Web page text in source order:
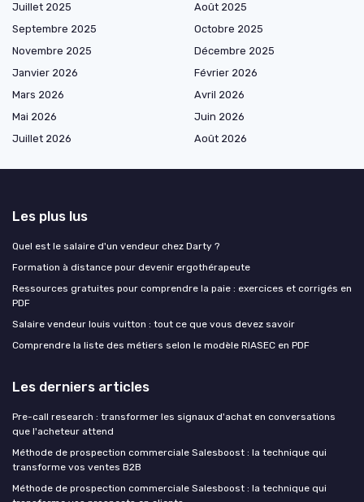
Juillet 2025
Août 2025
Septembre 2025
Octobre 2025
Novembre 2025
Décembre 2025
Janvier 2026
Février 2026
Mars 2026
Avril 2026
Mai 2026
Juin 2026
Juillet 2026
Août 2026
Les plus lus
Quel est le salaire d'un vendeur chez Darty ?
Formation à distance pour devenir ergothérapeute
Ressources gratuites pour comprendre la paie : exercices et corrigés en
PDF
Salaire vendeur louis vuitton : tout ce que vous devez savoir
Comprendre la liste des métiers selon le modèle RIASEC en PDF
Les derniers articles
Pre-call research : transformer les signaux d'achat en conversations
que l'acheteur attend
Méthode de prospection commerciale Salesboost : la technique qui
transforme vos ventes B2B
Méthode de prospection commerciale Salesboost : la technique qui